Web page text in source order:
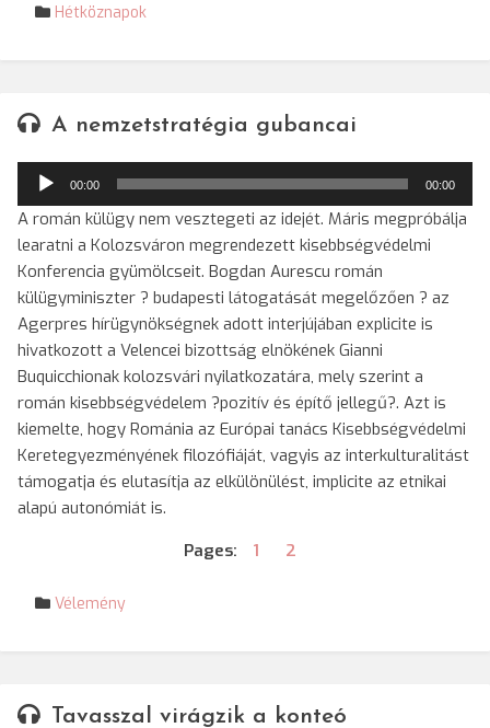
Hétköznapok
A nemzetstratégia gubancai
Audió
lejátszó
00:00 00:00
A román külügy nem vesztegeti az idejét. Máris megpróbálja
learatni a Kolozsváron megrendezett kisebbségvédelmi
Konferencia gyümölcseit. Bogdan Aurescu román
külügyminiszter ? budapesti látogatását megelőzően ? az
Agerpres hírügynökségnek adott interjújában explicite is
hivatkozott a Velencei bizottság elnökének Gianni
Buquicchionak kolozsvári nyilatkozatára, mely szerint a
román kisebbségvédelem ?pozitív és építő jellegű?. Azt is
kiemelte, hogy Románia az Európai tanács Kisebbségvédelmi
Keretegyezményének filozófiáját, vagyis az interkulturalitást
támogatja és elutasítja az elkülönülést, implicite az etnikai
alapú autonómiát is.
Pages:
1 2
Vélemény
Tavasszal virágzik a konteó